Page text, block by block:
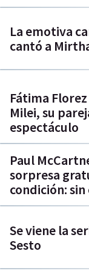
La emotiva
cantó a
Fátima
Milei, su
espectáculo
Paul
sorpresa
condición:
Se viene la
Sesto